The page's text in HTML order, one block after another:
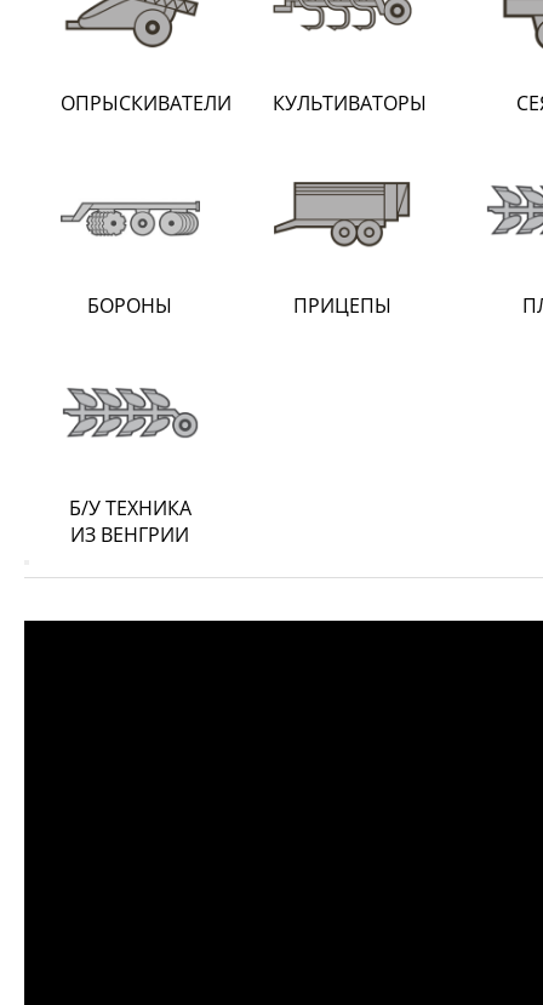
ОПРЫСКИВАТЕЛИ КУЛЬТИВАТОРЫ
БОРОНЫ ПРИЦЕПЫ
Б/У ТЕХНИКА
ИЗ ВЕНГРИИ